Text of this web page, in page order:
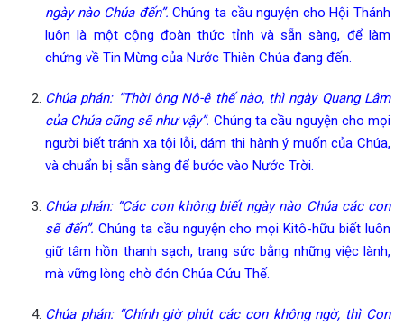
ngày nào Chúa đến”. Chúng ta cầu nguyện cho Hội Thánh
luôn là một cộng đoàn thức tỉnh và sẵn sàng, để làm
chứng về Tin Mừng của Nước Thiên Chúa đang đến.
Chúa phán: “Thời ông Nô-ê thế nào, thì ngày Quang Lâm
của Chúa cũng sẽ như vậy”. Chúng ta cầu nguyện cho mọi
người biết tránh xa tội lỗi, dám thi hành ý muốn của Chúa,
và chuẩn bị sẵn sàng để bước vào Nước Trời.
Chúa phán: “Các con không biết ngày nào Chúa các con
sẽ đến”. Chúng ta cầu nguyện cho mọi Kitô-hữu biết luôn
giữ tâm hồn thanh sạch, trang sức bằng những việc lành,
mà vững lòng chờ đón Chúa Cứu Thế.
Chúa phán: “Chính giờ phút các con không ngờ, thì Con